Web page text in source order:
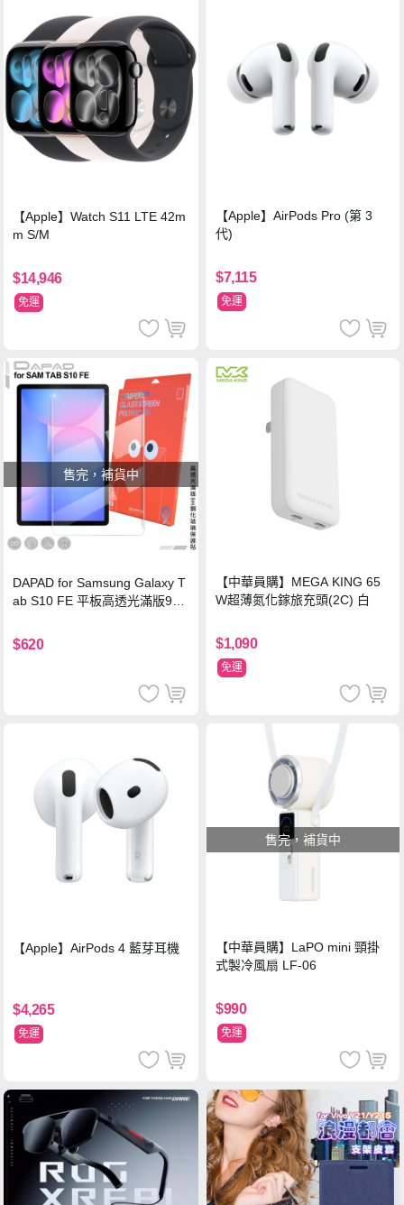
【Apple】Watch S11 LTE 42m
m S/M
$14,946
免運
【Apple】AirPods Pro (第 3
代)
$7,115
免運
售完，補貨中
DAPAD for Samsung Galaxy T
ab S10 FE 平板高透光滿版9H
$620
【中華員購】MEGA KING 65
W超薄氮化鎵旅充頭(2C) 白
$1,090
免運
【Apple】AirPods 4 藍芽耳機
$4,265
免運
售完，補貨中
【中華員購】LaPO mini 頸掛
式製冷風扇 LF-06
$990
免運